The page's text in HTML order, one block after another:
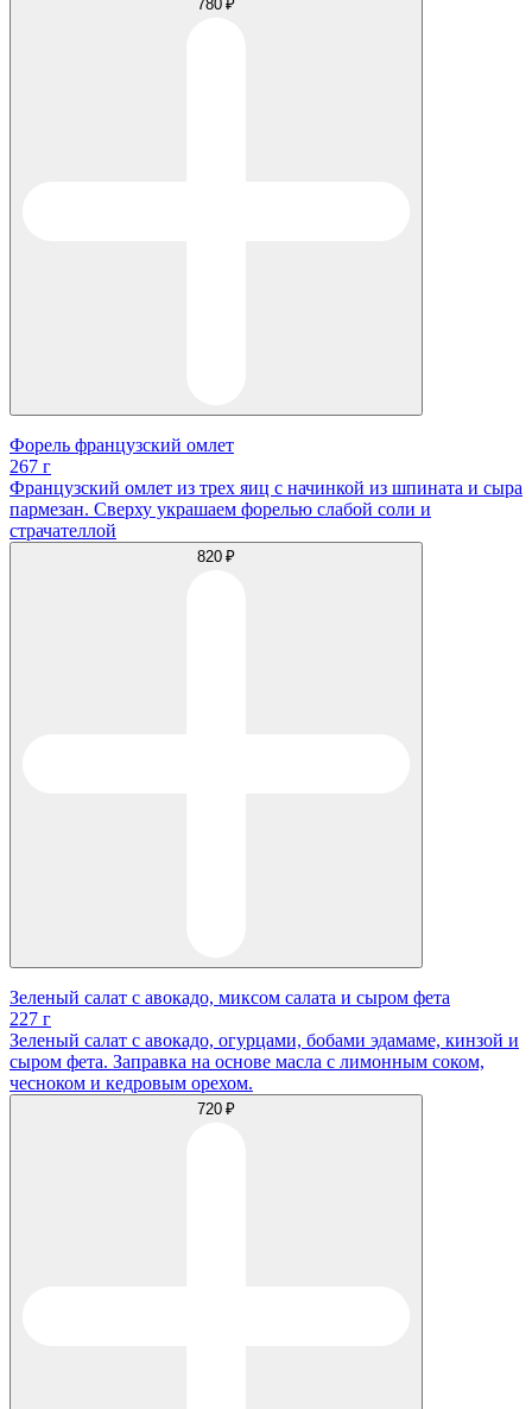
780 ₽
Форель французский омлет
267 г
Французский омлет из трех яиц с начинкой из шпината и сыра
пармезан. Сверху украшаем форелью слабой соли и
страчателлой
820 ₽
Зеленый салат с авокадо, миксом салата и сыром фета
227 г
Зеленый салат с авокадо, огурцами, бобами эдамаме, кинзой и
сыром фета. Заправка на основе масла с лимонным соком,
чесноком и кедровым орехом.
720 ₽